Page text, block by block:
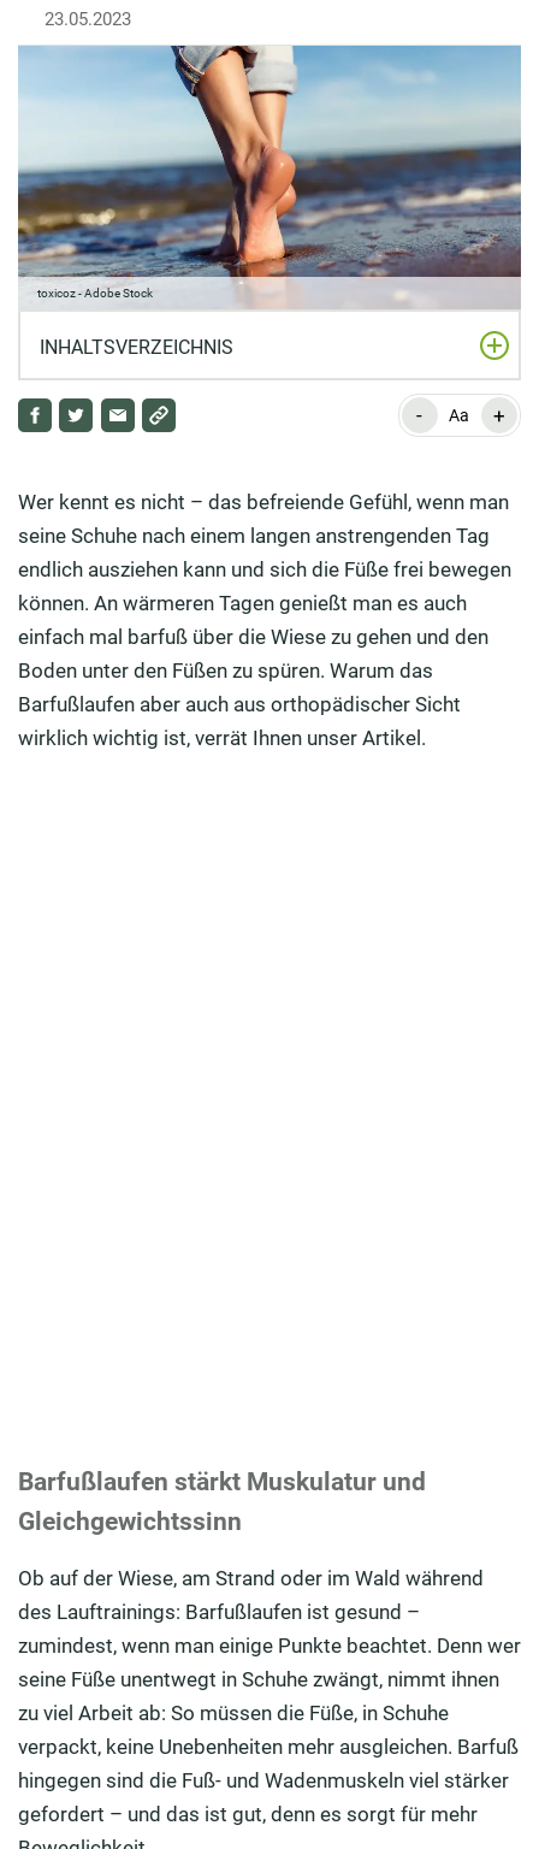
23.05.2023
toxicoz - Adobe Stock
INHALTSVERZEICHNIS
Barfußlaufen stärkt Muskulatur und
Barfußlaufen – was gibt es zu beachten?
Barfuß-Schuhe sorgen für mehr Schutz
- Aa +
Wer kennt es nicht – das befreiende Gefühl, wenn man
seine Schuhe nach einem langen anstrengenden Tag
endlich ausziehen kann und sich die Füße frei bewegen
können. An wärmeren Tagen genießt man es auch
einfach mal barfuß über die Wiese zu gehen und den
Boden unter den Füßen zu spüren. Warum das
Barfußlaufen aber auch aus orthopädischer Sicht
wirklich wichtig ist, verrät Ihnen unser Artikel.
Barfußlaufen stärkt Muskulatur und
Gleichgewichtssinn
Ob auf der Wiese, am Strand oder im Wald während
des Lauftrainings: Barfußlaufen ist gesund –
zumindest, wenn man einige Punkte beachtet. Denn wer
seine Füße unentwegt in Schuhe zwängt, nimmt ihnen
zu viel Arbeit ab: So müssen die Füße, in Schuhe
verpackt, keine Unebenheiten mehr ausgleichen. Barfuß
hingegen sind die Fuß- und Wadenmuskeln viel stärker
gefordert – und das ist gut, denn es sorgt für mehr